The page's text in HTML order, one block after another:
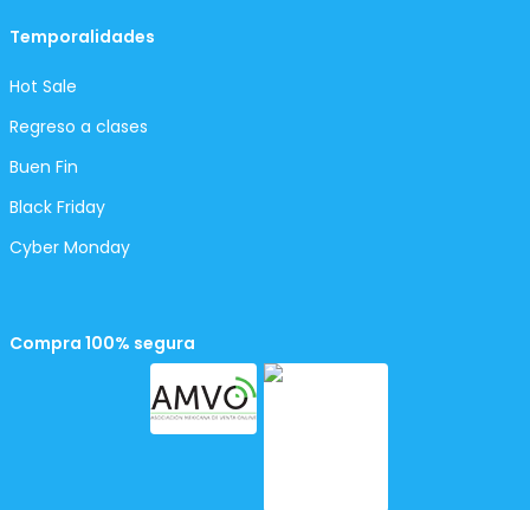
Temporalidades
Hot Sale
Regreso a clases
Buen Fin
Black Friday
Cyber Monday
Compra 100% segura